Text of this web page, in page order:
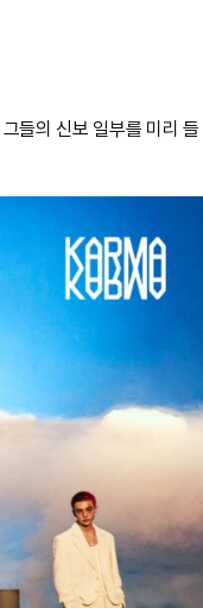
들의 신보 일부를 미리 들